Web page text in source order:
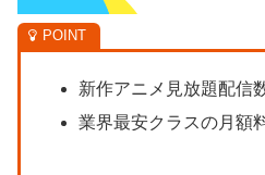
新作アニメ見放題配信
業界最安クラスの月額